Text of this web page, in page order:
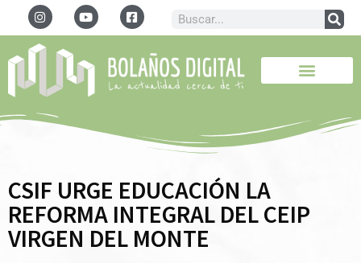
CSIF URGE EDUCACIÓN LA
REFORMA INTEGRAL DEL CEIP
VIRGEN DEL MONTE